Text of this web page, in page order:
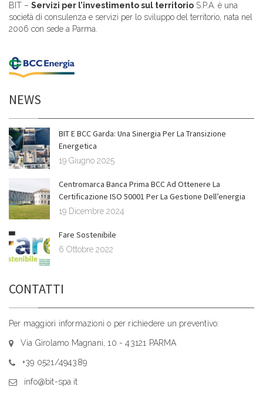
BIT – Servizi per l’investimento sul territorio S.P.A. è una
società di consulenza e servizi per lo sviluppo del territorio, nata nel
2006 con sede a Parma.
NEWS
BIT E BCC Garda: Una Sinergia Per La Transizione
Energetica
19 Giugno 2025
Centromarca Banca Prima BCC Ad Ottenere La
Certificazione ISO 50001 Per La Gestione Dell’energia
19 Dicembre 2024
Fare Sostenibile
6 Ottobre 2022
CONTATTI
Per maggiori informazioni o per richiedere un preventivo:
Via Girolamo Magnani, 10 - 43121 PARMA
+39 0521/494389
info@bit-spa.it